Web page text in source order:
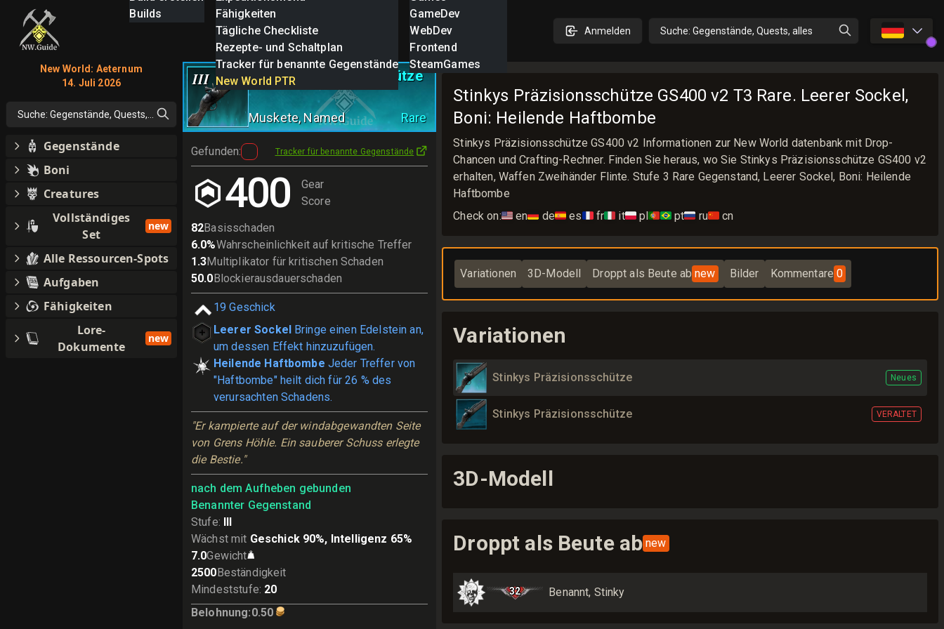
Builds
Fähigkeiten
Tägliche Checkliste
Rezepte- und Schaltplan
Tracker für benannte Gegenstände
New World PTR
GameDev
WebDev
Frontend
SteamGames
Anmelden Suche: Gegenstände, Quests, alles 🇩🇪
III Stinkys Präzisionsschütze
Muskete, Named Rare
Gefunden: Tracker für benannte Gegenstände
400
Gear
Score
82Basisschaden
6.0%Wahrscheinlichkeit auf kritische Treffer
1.3Multiplikator für kritischen Schaden
50.0Blockierausdauerschaden
19 Geschick
Leerer Sockel Bringe einen Edelstein an,
um dessen Effekt hinzuzufügen.
Heilende Haftbombe Jeder Treffer von
"Haftbombe" heilt dich für 26 % des
verursachten Schadens.
"Er kampierte auf der windabgewandten Seite
von Grens Höhle. Ein sauberer Schuss erlegte
die Bestie."
nach dem Aufheben gebunden
Benannter Gegenstand
Stufe: III
Wächst mit Geschick 90%, Intelligenz 65%
7.0Gewicht
2500Beständigkeit
Mindeststufe: 20
Belohnung:0.50
Stinkys Präzisionsschütze GS400 v2 T3 Rare. Leerer Sockel,
Boni: Heilende Haftbombe
Stinkys Präzisionsschütze GS400 v2 Informationen zur New World datenbank mit Drop-
Chancen und Crafting-Rechner. Finden Sie heraus, wo Sie Stinkys Präzisionsschütze GS400 v2
erhalten, Waffen Zweihänder Flinte. Stufe 3 Rare Gegenstand, Leerer Sockel, Boni: Heilende
Haftbombe
Check on:🇺🇸 en🇩🇪 de🇪🇸 es🇫🇷 fr🇮🇹 it🇵🇱 pl🇵🇹🇧🇷 pt🇷🇺 ru🇨🇳 cn
Variationen 3D-Modell Droppt als Beute ab new Bilder Kommentare 0
Variationen
Stinkys Präzisionsschütze Neues
Stinkys Präzisionsschütze VERALTET
3D-Modell
Droppt als Beute ab new
32 Benannt, Stinky
New World: Aeternum
14. Juli 2026
Suche: Gegenstände, Quests, alles
Gegenstände
Boni
Creatures
Vollständiges
Set
new
Alle Ressourcen-Spots
Aufgaben
Fähigkeiten
Lore-
Dokumente
new